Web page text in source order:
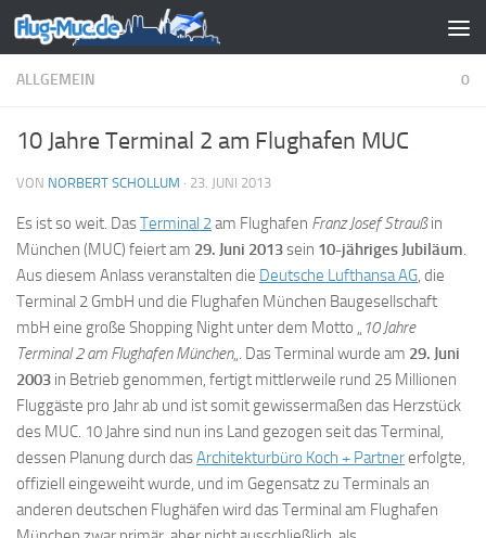
Zum Inhalt springen
ALLGEMEIN 0
10 Jahre Terminal 2 am Flughafen MUC
VON NORBERT SCHOLLUM · 23. JUNI 2013
Es ist so weit. DasTerminal 2am Flughafen Franz Josef Straußin
München (MUC) feiert am 29. Juni 2013sein 10-jähriges Jubiläum.
Aus diesem Anlass veranstalten die Deutsche Lufthansa AG, die
Terminal 2 GmbH und die Flughafen München Baugesellschaft
mbH eine große Shopping Night unter dem Motto „ 10 Jahre
Terminal 2 am Flughafen München„. Das Terminal wurde am 29. Juni
2003 in Betrieb genommen, fertigt mittlerweile rund 25 Millionen
Fluggäste pro Jahr ab und ist somit gewissermaßen das Herzstück
des MUC. 10 Jahre sind nun ins Land gezogen seit das Terminal,
dessen Planung durch dasArchitekturbüro Koch + Partnererfolgte,
offiziell eingeweiht wurde, und im Gegensatz zu Terminals an
anderen deutschen Flughäfen wird das Terminal am Flughafen